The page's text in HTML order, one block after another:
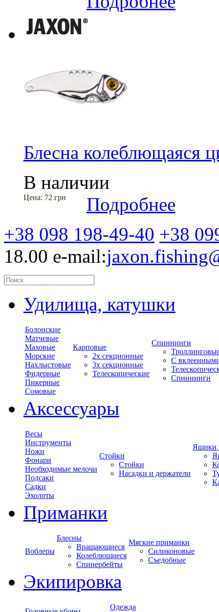
Блесна колеблющаяся
В наличии
Цена: 72 грн
Подробнее
+38 098 198-49-40 +38
18.00 e-mail:
Удилища, катушки
Болонские
Матчевые
Маховые
Морские
Нахлыстовые
Фидерные
Пикерные
Сомовые
Карповые
2х секционные
3х секционные
Телескопические
Спиннинги
С
Спиннинги
Аксессуары
Весы
Инструменты
Ножи
Фонари
Необходимые мелочи
Подсаки
Садки
Эхолоты
Стойки
Стойки
Насадки и держатели
Ящики
Приманки
Воблеры
Блесны
Вращающиеся
Колеблющиеся
Спинербейты
Мягкие приманки
Силиконовые
Съедобные
Экипировка
Одежда